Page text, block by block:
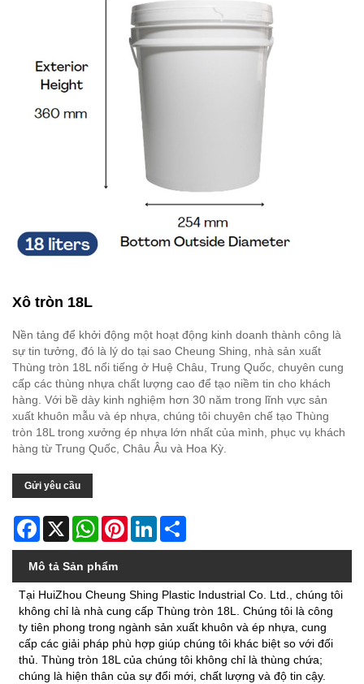
Xô tròn 18L
Nền tảng để khởi động một hoạt động kinh doanh thành công là
sự tin tưởng, đó là lý do tại sao Cheung Shing, nhà sản xuất
Thùng tròn 18L nổi tiếng ở Huệ Châu, Trung Quốc, chuyên cung
cấp các thùng nhựa chất lượng cao để tạo niềm tin cho khách
hàng. Với bề dày kinh nghiệm hơn 30 năm trong lĩnh vực sản
xuất khuôn mẫu và ép nhựa, chúng tôi chuyên chế tạo Thùng
tròn 18L trong xưởng ép nhựa lớn nhất của mình, phục vụ khách
hàng từ Trung Quốc, Châu Âu và Hoa Kỳ.
Gửi yêu cầu
Facebook
X WhatsAppPinterestLinkedIn
Mô tả Sản phẩm
Tại HuiZhou Cheung Shing Plastic Industrial Co. Ltd., chúng tôi
không chỉ là nhà cung cấp Thùng tròn 18L. Chúng tôi là công
ty tiên phong trong ngành sản xuất khuôn và ép nhựa, cung
cấp các giải pháp phù hợp giúp chúng tôi khác biệt so với đối
thủ. Thùng tròn 18L của chúng tôi không chỉ là thùng chứa;
chúng là hiện thân của sự đổi mới, chất lượng và độ tin cậy.